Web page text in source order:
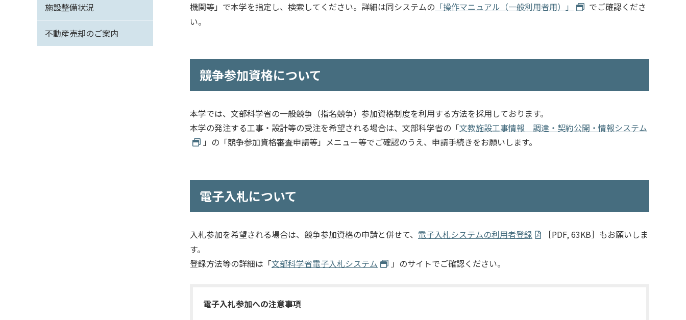
施設整備状況
不動産売却のご案内
機関等」で本学を指定し、検索してください。詳細は同システムの 「操作マニュアル（一般利用者用）」
でご確認くださ
い。
競争参加資格について
本学では、文部科学省の一般競争（指名競争）参加資格制度を利用する方法を採用しております。
本学の発注する工事・設計等の受注を希望される場合は、文部科学省の「文教施設工事情報 調達・契約公開・情報システム
」の「競争参加資格審査申請等」メニュー等でご確認のうえ、申請手続きをお願いします。
電子入札について
入札参加を希望される場合は、競争参加資格の申請と併せて、 電子入札システムの利用者登録
［PDF, 63KB］もお願いしま
す。
登録方法等の詳細は「文部科学省電子入札システム 」のサイトでご確認ください。
電子入札参加への注意事項